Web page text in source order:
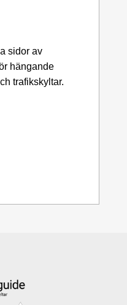
sidor av
hängande
trafikskyltar.